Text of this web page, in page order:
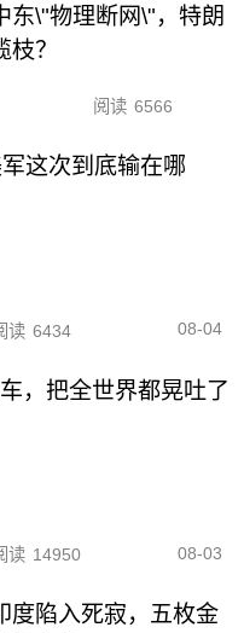
东\"物理断网\"，特朗
？
阅读 6566
这次到底输在哪
读 6434 08-04
，把全世界都晃吐了
读 14950 08-03
度陷入死寂，五枚金